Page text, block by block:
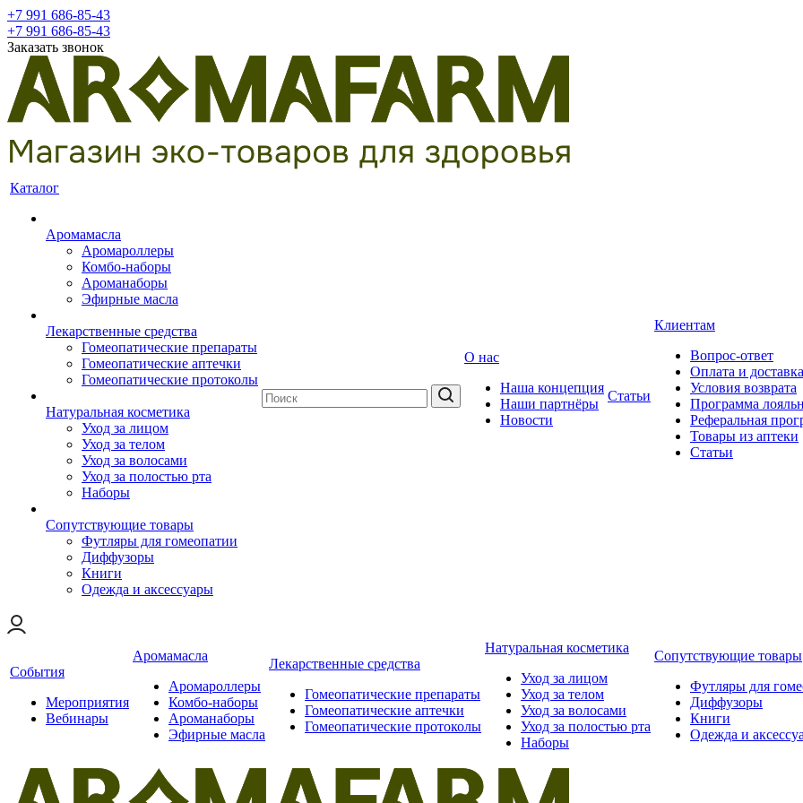
+7 991 686-85-43
+7 991 686-85-43
Заказать звонок
Каталог
Аромамасла
Аромароллеры
Комбо-наборы
Ароманаборы
Эфирные масла
Лекарственные средства
Гомеопатические препараты
Гомеопатические аптечки
Гомеопатические протоколы
Натуральная косметика
Уход за лицом
Уход за телом
Уход за волосами
Уход за полостью рта
Наборы
Сопутствующие товары
Футляры для гомеопатии
Диффузоры
Книги
Одежда и аксессуары
О нас
Наша концепция
Наши партнёры
Новости
Статьи
Клиентам
Вопрос-ответ
Оплата и доставка
Условия возврата
Программа
Реферальная
Товары из аптеки
Статьи
События
Мероприятия
Вебинары
Аромамасла
Аромароллеры
Комбо-наборы
Ароманаборы
Эфирные масла
Лекарственные средства
Гомеопатические препараты
Гомеопатические аптечки
Гомеопатические протоколы
Натуральная косметика
Уход за лицом
Уход за телом
Уход за волосами
Уход за полостью рта
Наборы
Сопутствующие товары
Футляры для
Диффузоры
Книги
Одежда и